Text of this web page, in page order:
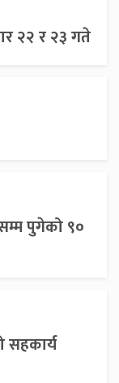
२२ र २३ गते
पुगेको ९०